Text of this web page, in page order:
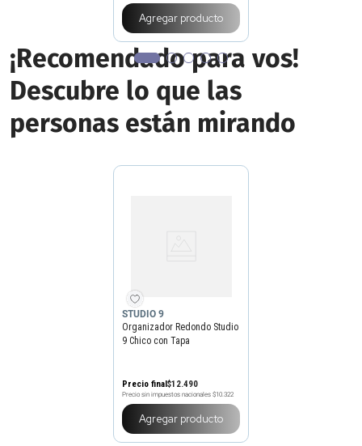
Agregar producto
¡Recomendado para vos!
Descubre lo que las
personas están mirando
STUDIO 9
Organizador Redondo Studio
9 Chico con Tapa
Precio final$12.490
Precio sin impuestos nacionales $10.322
Agregar producto